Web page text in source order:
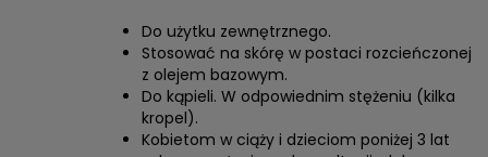
Do użytku zewnętrznego.
Stosować na skórę w postaci rozcieńczonej
z olejem bazowym.
Do kąpieli. W odpowiednim stężeniu (kilka
kropel).
Kobietom w ciąży i dzieciom poniżej 3 lat